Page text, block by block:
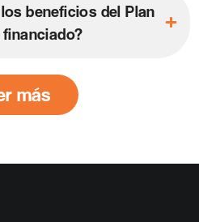
beneficios del Plan
más